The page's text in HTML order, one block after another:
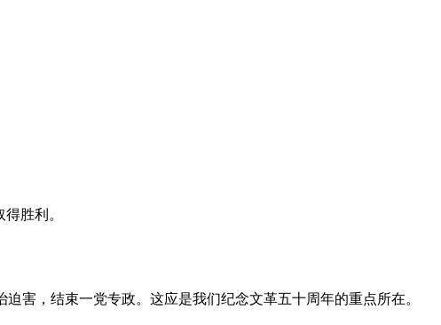
胜利。
害，结束一党专政。这应是我们纪念文革五十周年的重点所在。